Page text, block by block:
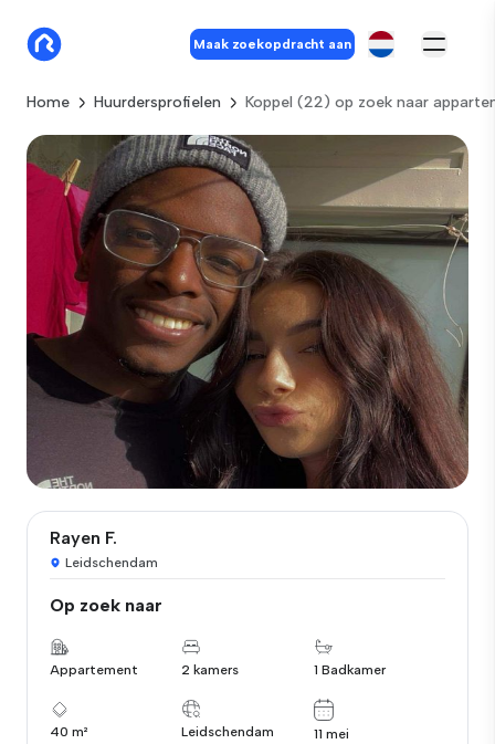
Maak zoekopdracht aan
Home Huurdersprofielen Koppel (22) op zoek naar
Rayen F.
Leidschendam
Op zoek naar
Appartement 2 kamers 1 Badkamer
40 m² Leidschendam 11 mei